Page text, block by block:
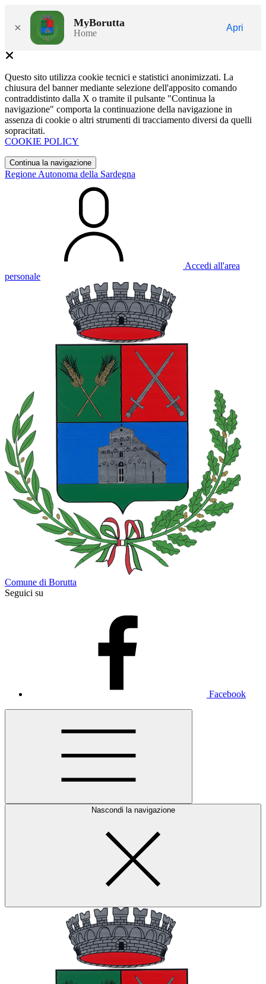
× MyBorutta
Home
Apri
Questo sito utilizza cookie tecnici e statistici anonimizzati. La
chiusura del banner mediante selezione dell'apposito comando
contraddistinto dalla X o tramite il pulsante "Continua la
navigazione" comporta la continuazione della navigazione in
assenza di cookie o altri strumenti di tracciamento diversi da quelli
sopracitati.
COOKIE POLICY
Continua la navigazione
Regione Autonoma della Sardegna
Accedi all'area
personale
Comune di Borutta
Seguici su
Facebook
Nascondi la navigazione